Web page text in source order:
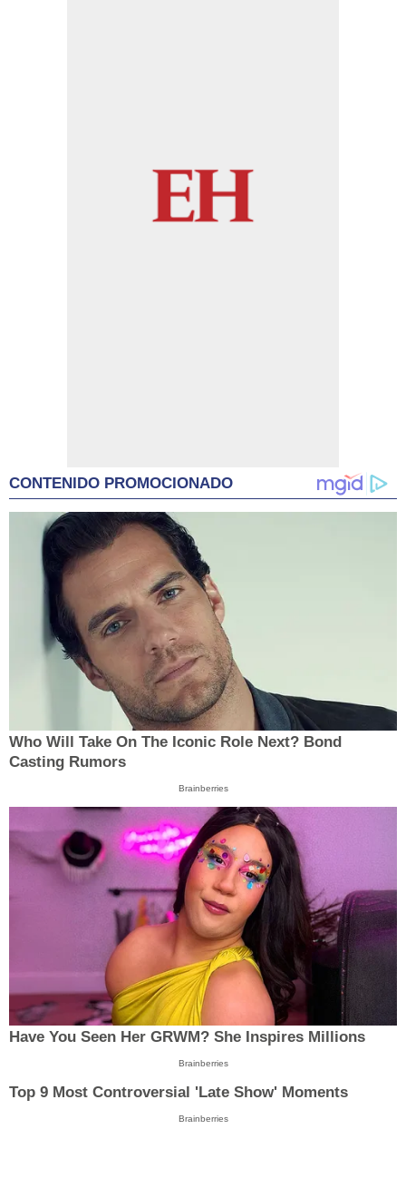
CONTENIDO PROMOCIONADO
Who Will Take On The Iconic Role Next? Bond
Casting Rumors
Brainberries
Have You Seen Her GRWM? She Inspires Millions
Brainberries
Top 9 Most Controversial 'Late Show' Moments
Brainberries